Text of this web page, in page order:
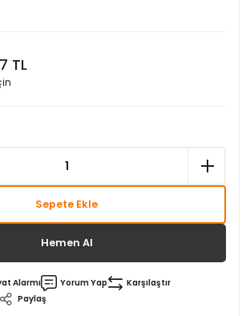
TL
Sepete Ekle
Hemen Al
Alarmı Yorum Yap
Karşılaştır
Paylaş